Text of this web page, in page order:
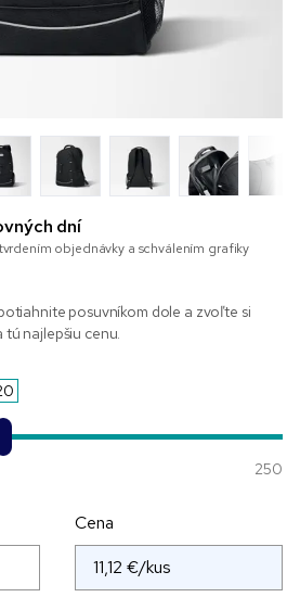
dní
objednávky a schválením grafiky
posuvníkom dole a zvoľte si
najlepšiu cenu.
250
Cena